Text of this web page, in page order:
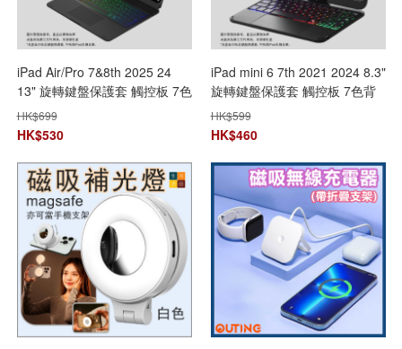
iPad Air/Pro 7&8th 2025 24
13" 旋轉鍵盤保護套 觸控板 7色
背光 A3268 A2925 A3360
A3269 A2926 A3361無線藍牙
HK$699
HK$530
iPad mini 6 7th 2021 2024 8.3"
旋轉鍵盤保護套 觸控板 7色背
光 F83ATSBK A2993 A2995
A2996 A2567 無線藍牙
HK$599
HK$460